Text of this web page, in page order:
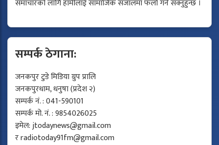
समाचारको लागि हामीलाई सामाजिक संजालमा फलो गर्न सक्नुहुन्छ ।
सम्पर्क ठेगाना:
जनकपुर टुडे मिडिया ग्रुप प्रालि
जनकपुरधाम, धनुषा (प्रदेश २)
सम्पर्क नं. : 041-590101
सम्पर्क मो. नं. : 9854026025
इमेल:jtodaynews@gmail.com
रradiotoday91fm@gmail.com